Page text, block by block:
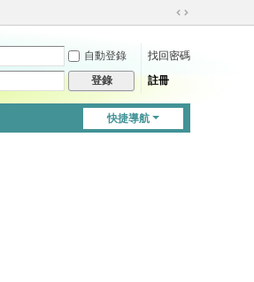
切
到
自動登錄
找回密碼
登錄 註冊
快捷導航